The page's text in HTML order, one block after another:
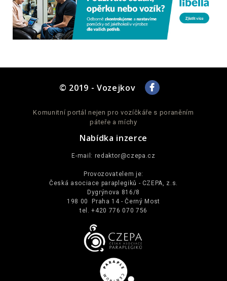
© 2019 - Vozejkov
Komunitní portál nejen pro vozíčkáře s poraněním
páteře a míchy
Nabídka inzerce
E-mail: redaktor@czepa.cz
Provozovatelem je:
Česká asociace paraplegiků - CZEPA, z.s.
Dygrýnova 816/8
198 00 Praha 14 - Černý Most
tel. +420 776 070 756